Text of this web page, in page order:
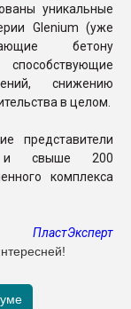
уникальные
Glenium (уже
бетону
снижению
в целом.
представители
и свыше 200
комплекса
ПластЭксперт